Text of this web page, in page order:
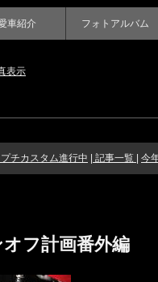
車紹介 フォトアルバム
表示
チカスタム進行中 | 記事一覧 | 今
フ計画番外編